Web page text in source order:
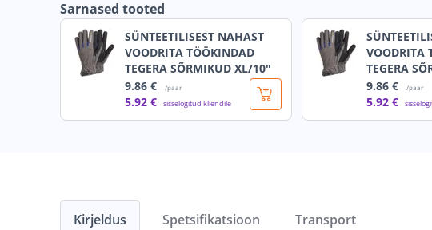
Sarnased tooted
SÜNTEETILISEST NAHAST
VOODRITA TÖÖKINDAD
TEGERA SÕRMIKUD XL/10"
9.86 € /paar
5.92 € sisselogitud kliendile
VOODRITA
TEGERA
9.86 € /paar
5.92 €
Kirjeldus Spetsifikatsioon Transport